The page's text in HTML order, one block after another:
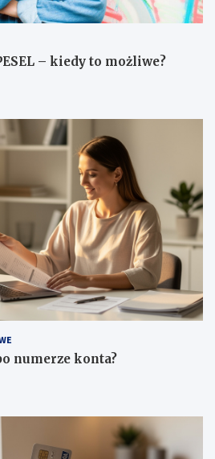
– kiedy to możliwe?
numerze konta?